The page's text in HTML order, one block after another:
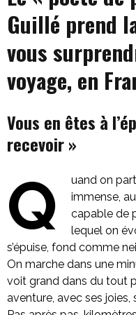
Guillé prend
vous
voyage, en
Vous en êtes à
recevoir »
Q
uand on
immense,
capable de
lequel on
s’épuise, fond comme
On marche dans une
voit grand dans du tout
aventure, avec ses joies,